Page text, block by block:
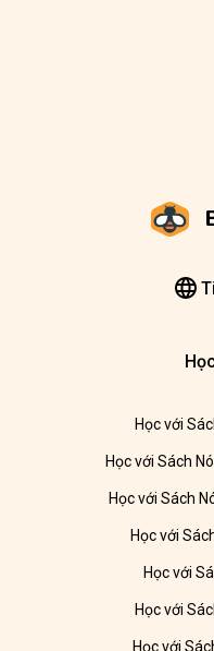
Học với
Học với Sách
Học với Sách
Học với
Học với
Học với
Học với